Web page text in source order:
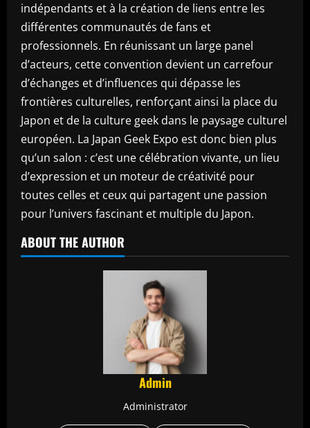
indépendants et à la création de liens entre les
différentes communautés de fans et
professionnels. En réunissant un large panel
d’acteurs, cette convention devient un carrefour
d’échanges et d’influences qui dépasse les
frontières culturelles, renforçant ainsi la place du
Japon et de la culture geek dans le paysage culturel
européen. La Japan Geek Expo est donc bien plus
qu’un salon : c’est une célébration vivante, un lieu
d’expression et un moteur de créativité pour
toutes celles et ceux qui partagent une passion
pour l’univers fascinant et multiple du Japon.
ABOUT THE AUTHOR
Admin
Administrator